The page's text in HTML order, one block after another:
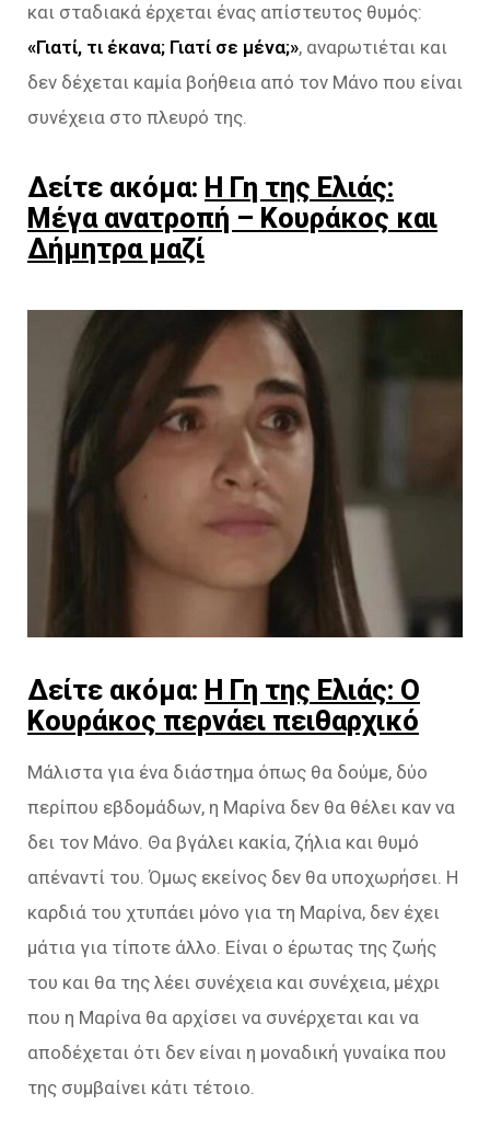
και σταδιακά έρχεται ένας απίστευτος θυμός:
«Γιατί, τι έκανα; Γιατί σε μένα;», αναρωτιέται και
δεν δέχεται καμία βοήθεια από τον Μάνο που είναι
συνέχεια στο πλευρό της.
Δείτε ακόμα: Η Γη της Ελιάς:
Μέγα ανατροπή – Κουράκος και
Δήμητρα μαζί
Δείτε ακόμα: Η Γη της Ελιάς: Ο
Κουράκος περνάει πειθαρχικό
Μάλιστα για ένα διάστημα όπως θα δούμε, δύο
περίπου εβδομάδων, η Μαρίνα δεν θα θέλει καν να
δει τον Μάνο. Θα βγάλει κακία, ζήλια και θυμό
απέναντί του. Όμως εκείνος δεν θα υποχωρήσει. Η
καρδιά του χτυπάει μόνο για τη Μαρίνα, δεν έχει
μάτια για τίποτε άλλο. Είναι ο έρωτας της ζωής
του και θα της λέει συνέχεια και συνέχεια, μέχρι
που η Μαρίνα θα αρχίσει να συνέρχεται και να
αποδέχεται ότι δεν είναι η μοναδική γυναίκα που
της συμβαίνει κάτι τέτοιο.